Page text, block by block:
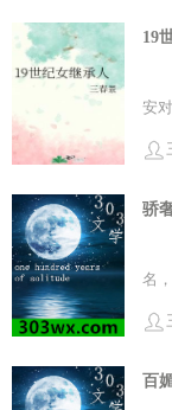
赋
就
滓
之
19
安
兴
性
膜
粉
下
骄
名
都
百